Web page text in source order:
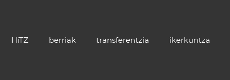
HiTZ berriak transferentzia ikerkuntza